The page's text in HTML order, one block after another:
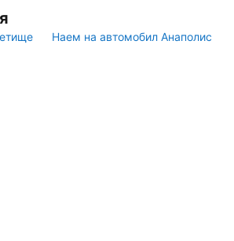
Наем на автомобил Анаполис